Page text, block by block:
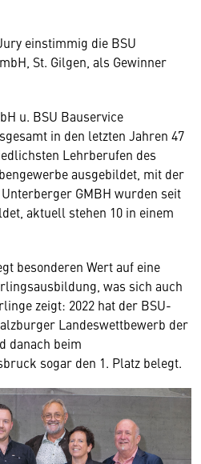
einstimmig die BSU
St. Gilgen, als Gewinner
u. BSU Bauservice
in den letzten Jahren 47
Lehrberufen des
ausgebildet, mit der
GMBH wurden seit
aktuell stehen 10 in einem
besonderen Wert auf eine
was sich auch
zeigt: 2022 hat der BSU-
Landeswettbewerb der
danach beim
sogar den 1. Platz belegt.